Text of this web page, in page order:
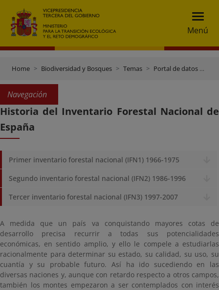
Menú
Home Biodiversidad y Bosques Temas Portal de datos e inventarios
Navegación
Historia del Inventario Forestal Nacional de
España
Primer inventario forestal nacional (IFN1) 1966-1975
Segundo inventario forestal nacional (IFN2) 1986-1996
Tercer inventario forestal nacional (IFN3) 1997-2007
A medida que un país va conquistando mayores cotas de
desarrollo precisa recurrir a todas sus potencialidades
económicas, en sentido amplio, y ello le compele a estudiarlas
racionalmente para determinar su estado, su calidad, su uso, su
cuantía y su probable futuro. Así ha ido sucediendo en las
diversas naciones y, aunque con retardo respecto a otros campos,
también los montes empezaron a ser contemplados con interés